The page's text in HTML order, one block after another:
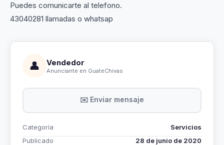
Puedes comunicarte al telefono.
43040281 llamadas o whatsap
👤 Vendedor
Anunciante en GuateChivas
✉️ Enviar mensaje
Categoría
Servicios
Publicado
28 de junio de 2020